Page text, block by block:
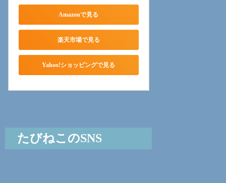
Amazonで見る
楽天市場で見る
Yahoo!ショッピングで見る
たびねこのSNS